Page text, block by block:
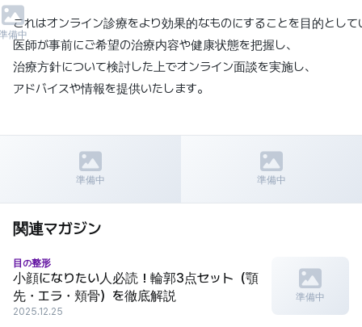
備中
これはオンライン診療をより効果的なものにすることを目的として
医師が事前にご希望の治療内容や健康状態を把握し、
治療方針について検討した上でオンライン面談を実施し、
アドバイスや情報を提供いたします。
Re Beauty Mongolia「韓国最高の
美容クリニック仲介」
準備中
ワンダフル美容外科クリニック院
準備中
関連マガジン
目の整形
小顔になりたい人必読！輪郭3点セット（顎
先・エラ・頬骨）を徹底解説
2025.12.25
準備中